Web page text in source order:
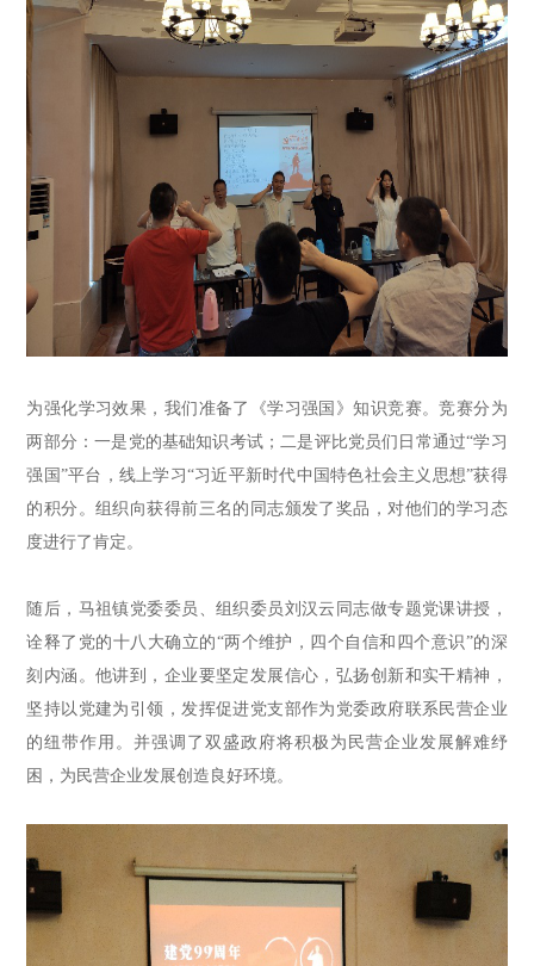
为强化学习效果 ，我们准备了《学习强国》知识竞赛。竞赛分为
两部分：一是党的基础知识考试；二是评比党员们日常通过“学习
强国”平台，线上学习 “习近平新时代中国特色社会主义思想”获得
的积分。组织 向获得前三名的同志颁发了奖品 ，对他们的学习态
度进行了肯定。
随后， 马祖镇党委委员、组织委员刘汉云同志做专题党课讲授 ，
诠释了党的十八大确立的“两个维护，四个自信和四个意识”的深
刻内涵。他讲到， 企业要坚定发展信心，弘扬创新和实干精神，
坚持以党建为引领，发挥促进党支部作为党委政府联系民营企业
的纽带作用。 并强调了双盛政府将积极为民营企业发展解难纾
困，为民营企业发展创造良好环境。